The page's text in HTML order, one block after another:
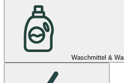
Waschmittel &